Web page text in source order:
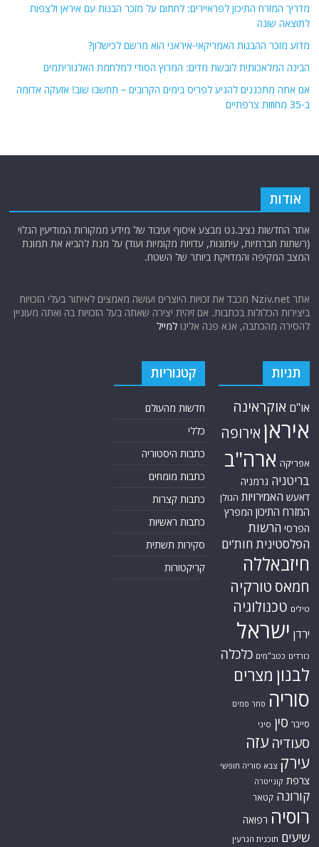
מדריך המזרח התיכון לפראיירים: לחתום על מזכר הבנות עם איראן ולצפות
לתוצאה שונה
מדוע מזכר ההבנות האמריקאי-איראני הוא מרשם לכישלון?
הבינה המלאכותית לובשת מדים: המרוץ הסודי למלחמת האלגוריתמים
אם אתה מתכננים להגיע לפריס בימים הקרובים – תחשבו שוב! אזעקה אדומה
ב-35 מחוזות צרפתיים
אודות
אתר החדשות נציב.נט מבצע איסוף ועיבוד של מידע ממקורות המודיעין הגלוי
(רשתות חברתיות, עיתונות, עדויות מקומיות ועוד) על מנת להביא את תמונת
המצב המקיפה והמדויקת ביותר של השטח.
אתר Nziv.net מכבד את זכויות היוצרים ועושה מאמצים לאיתור בעלי הזכויות
ביצירות הכלולות בכתבות. אם זיהית יצירה שאתה בעל הזכויות בה ואתה מעוניין
להסירה מהכתבה, אנא פנה אלינולמייל
תגיות
או"ם אוקראינה
איראן אירופה
אפריקה ארה"ב
בריטניה גרמניה
דאעש האמירויות הגולן
המזרח התיכון המפרץ
הפרסי הרשות
הפלסטינית חות'ים
חיזבאללה
חמאס טורקיה
טילים טכנולוגיה
ירדן ישראל
כורדים כטב"מים כלכלה
לבנון מצרים
סוריה סחר סמים
סייבר סין סיני
סעודיה עזה
עירק צבא סוריה חופשי
צרפת קונייטרה
קורונה קטאר
רוסיה רפואה
שיעים תוכנית הגרעין
קטגוריות
חדשות מהעולם
כללי
כתבות היסטוריה
כתבות מומחים
כתבות קצרות
כתבות ראשיות
סקירות תשתית
קריקטורות